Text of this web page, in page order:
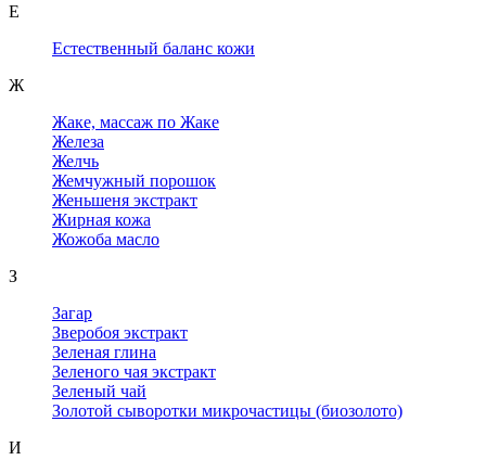
Е
Естественный баланс кожи
Ж
Жаке, массаж по Жаке
Железа
Желчь
Жемчужный порошок
Женьшеня экстракт
Жирная кожа
Жожоба масло
З
Загар
Зверобоя экстракт
Зеленая глина
Зеленого чая экстракт
Зеленый чай
Золотой сыворотки микрочастицы (биозолото)
И